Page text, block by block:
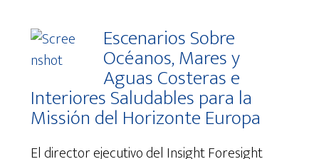
Escenarios Sobre
Océanos, Mares y
Aguas Costeras e
Interiores Saludables para la
Missión del Horizonte Europa
El director ejecutivo del Insight Foresight